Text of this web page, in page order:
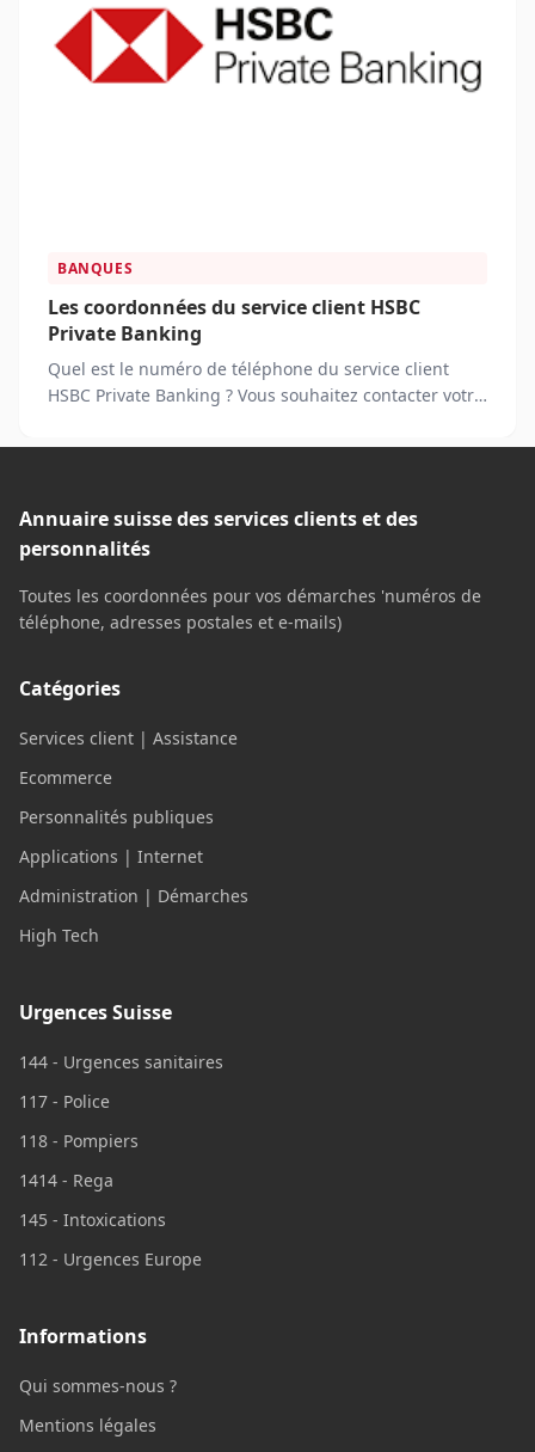
BANQUES
Les coordonnées du service client HSBC
Private Banking
Quel est le numéro de téléphone du service client
HSBC Private Banking ? Vous souhaitez contacter votre
Annuaire suisse des services clients et des
personnalités
Toutes les coordonnées pour vos démarches 'numéros de
téléphone, adresses postales et e-mails)
Catégories
Services client | Assistance
Ecommerce
Personnalités publiques
Applications | Internet
Administration | Démarches
High Tech
Urgences Suisse
144 - Urgences sanitaires
117 - Police
118 - Pompiers
1414 - Rega
145 - Intoxications
112 - Urgences Europe
Informations
Qui sommes-nous ?
Mentions légales